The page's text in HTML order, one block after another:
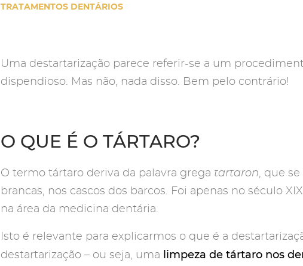
TRATAMENTOS DENTÁRIOS
Uma destartarização parece referir-se a um
dispendioso. Mas não, nada disso. Bem pelo contrário!
O QUE É O TÁRTARO?
O termo tártaro deriva da palavra grega tartaron , que
brancas, nos cascos dos barcos. Foi apenas no século
na área da medicina dentária.
Isto é relevante para explicarmos o que é a
destartarização – ou seja, uma limpeza de tártaro nos